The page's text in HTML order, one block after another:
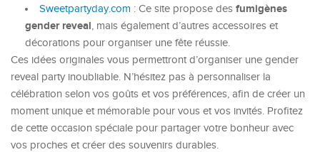
Sweetpartyday.com : Ce site propose des fumigènes
gender reveal, mais également d’autres accessoires et
décorations pour organiser une fête réussie.
Ces idées originales vous permettront d’organiser une gender
reveal party inoubliable. N’hésitez pas à personnaliser la
célébration selon vos goûts et vos préférences, afin de créer un
moment unique et mémorable pour vous et vos invités. Profitez
de cette occasion spéciale pour partager votre bonheur avec
vos proches et créer des souvenirs durables.